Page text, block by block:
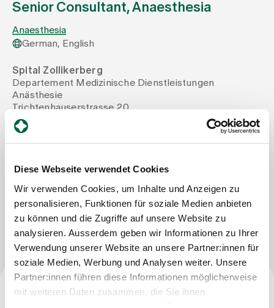
Diese Webseite verwendet Cookies
Wir verwenden Cookies, um Inhalte und Anzeigen zu
personalisieren, Funktionen für soziale Medien anbieten
zu können und die Zugriffe auf unsere Website zu
analysieren. Ausserdem geben wir Informationen zu Ihrer
Verwendung unserer Website an unsere Partner:innen für
soziale Medien, Werbung und Analysen weiter. Unsere
Partner:innen führen diese Informationen möglicherweise
mit weiteren Daten zusammen, die Sie ihnen
Team
Assigning
Events
About us
Jobs & Career
Contact us
Baby gallery
Senior Consultant, Anaesthesia
Anaesthesia
German, English
Spital Zollikerberg
Departement Medizinische Dienstleistungen
Anästhesie
Trichtenhauserstrasse 20
8125 Zollikerberg
Tel
Write Message